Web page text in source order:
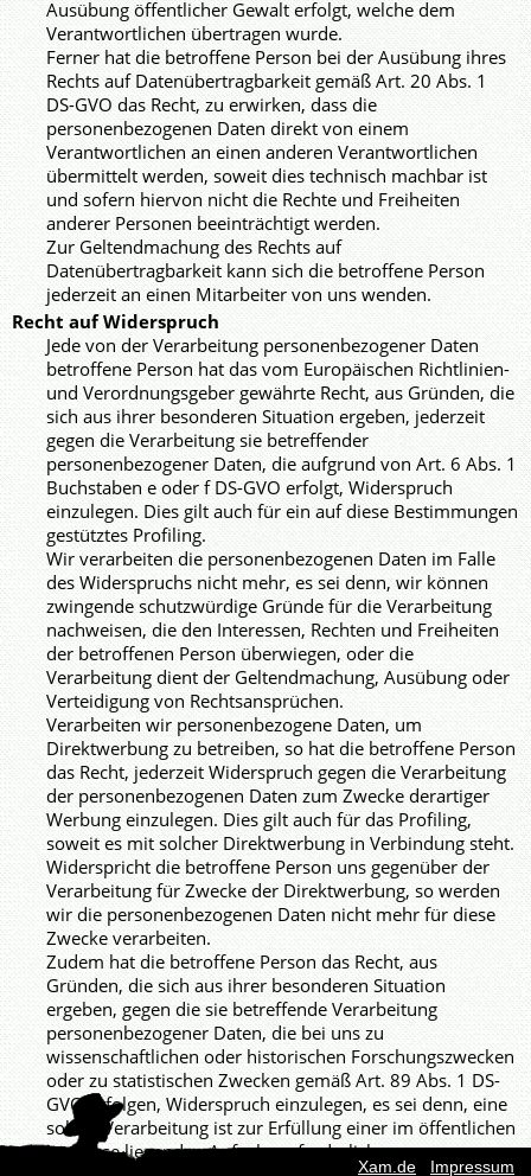
Ausübung öffentlicher Gewalt erfolgt, welche dem
Verantwortlichen übertragen wurde.
Ferner hat die betroffene Person bei der Ausübung ihres
Rechts auf Datenübertragbarkeit gemäß Art. 20 Abs. 1
DS-GVO das Recht, zu erwirken, dass die
personenbezogenen Daten direkt von einem
Verantwortlichen an einen anderen Verantwortlichen
übermittelt werden, soweit dies technisch machbar ist
und sofern hiervon nicht die Rechte und Freiheiten
anderer Personen beeinträchtigt werden.
Zur Geltendmachung des Rechts auf
Datenübertragbarkeit kann sich die betroffene Person
jederzeit an einen Mitarbeiter von uns wenden.
Recht auf Widerspruch
Jede von der Verarbeitung personenbezogener Daten
betroffene Person hat das vom Europäischen Richtlinien-
und Verordnungsgeber gewährte Recht, aus Gründen, die
sich aus ihrer besonderen Situation ergeben, jederzeit
gegen die Verarbeitung sie betreffender
personenbezogener Daten, die aufgrund von Art. 6 Abs. 1
Buchstaben e oder f DS-GVO erfolgt, Widerspruch
einzulegen. Dies gilt auch für ein auf diese Bestimmungen
gestütztes Profiling.
Wir verarbeiten die personenbezogenen Daten im Falle
des Widerspruchs nicht mehr, es sei denn, wir können
zwingende schutzwürdige Gründe für die Verarbeitung
nachweisen, die den Interessen, Rechten und Freiheiten
der betroffenen Person überwiegen, oder die
Verarbeitung dient der Geltendmachung, Ausübung oder
Verteidigung von Rechtsansprüchen.
Verarbeiten wir personenbezogene Daten, um
Direktwerbung zu betreiben, so hat die betroffene Person
das Recht, jederzeit Widerspruch gegen die Verarbeitung
der personenbezogenen Daten zum Zwecke derartiger
Werbung einzulegen. Dies gilt auch für das Profiling,
soweit es mit solcher Direktwerbung in Verbindung steht.
Widerspricht die betroffene Person uns gegenüber der
Verarbeitung für Zwecke der Direktwerbung, so werden
wir die personenbezogenen Daten nicht mehr für diese
Zwecke verarbeiten.
Zudem hat die betroffene Person das Recht, aus
Gründen, die sich aus ihrer besonderen Situation
ergeben, gegen die sie betreffende Verarbeitung
personenbezogener Daten, die bei uns zu
wissenschaftlichen oder historischen Forschungszwecken
oder zu statistischen Zwecken gemäß Art. 89 Abs. 1 DS-
GVO erfolgen, Widerspruch einzulegen, es sei denn, eine
solche Verarbeitung ist zur Erfüllung einer im öffentlichen
Interesse liegenden Aufgabe erforderlich.
Xam.de Impressum